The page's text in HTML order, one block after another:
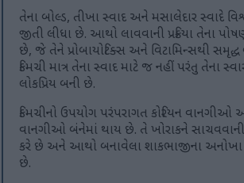
તેના બોલ્ડ, તીખા સ્વાદ અને મસાલેદાર સ્વાદે
જીતી લીધા છે. આથો લાવવાની પ્રક્રિયા તેના
છે, જે તેને પ્રોબાયોટિક્સ અને વિટામિન્સથી
કિમચી માત્ર તેના સ્વાદ માટે જ નહીં પરંતુ તેના
લોકપ્રિય બની છે.
કિમચીનો ઉપયોગ પરંપરાગત કોરિયન
વાનગીઓ બંનેમાં થાય છે. તે ખોરાકને
કરે છે અને આથો બનાવેલા શાકભાજીના અનોખા
છે.